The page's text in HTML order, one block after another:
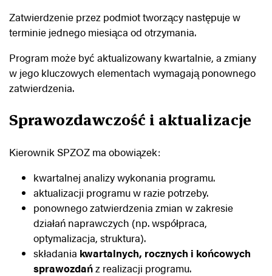
Zatwierdzenie przez podmiot tworzący następuje w
terminie jednego miesiąca od otrzymania.
Program może być aktualizowany kwartalnie, a zmiany
w jego kluczowych elementach wymagają ponownego
zatwierdzenia.
Sprawozdawczość i aktualizacje
Kierownik SPZOZ ma obowiązek:
kwartalnej analizy wykonania programu.
aktualizacji programu w razie potrzeby.
ponownego zatwierdzenia zmian w zakresie
działań naprawczych (np. współpraca,
optymalizacja, struktura).
składania kwartalnych, rocznych i końcowych
sprawozdańz realizacji programu.